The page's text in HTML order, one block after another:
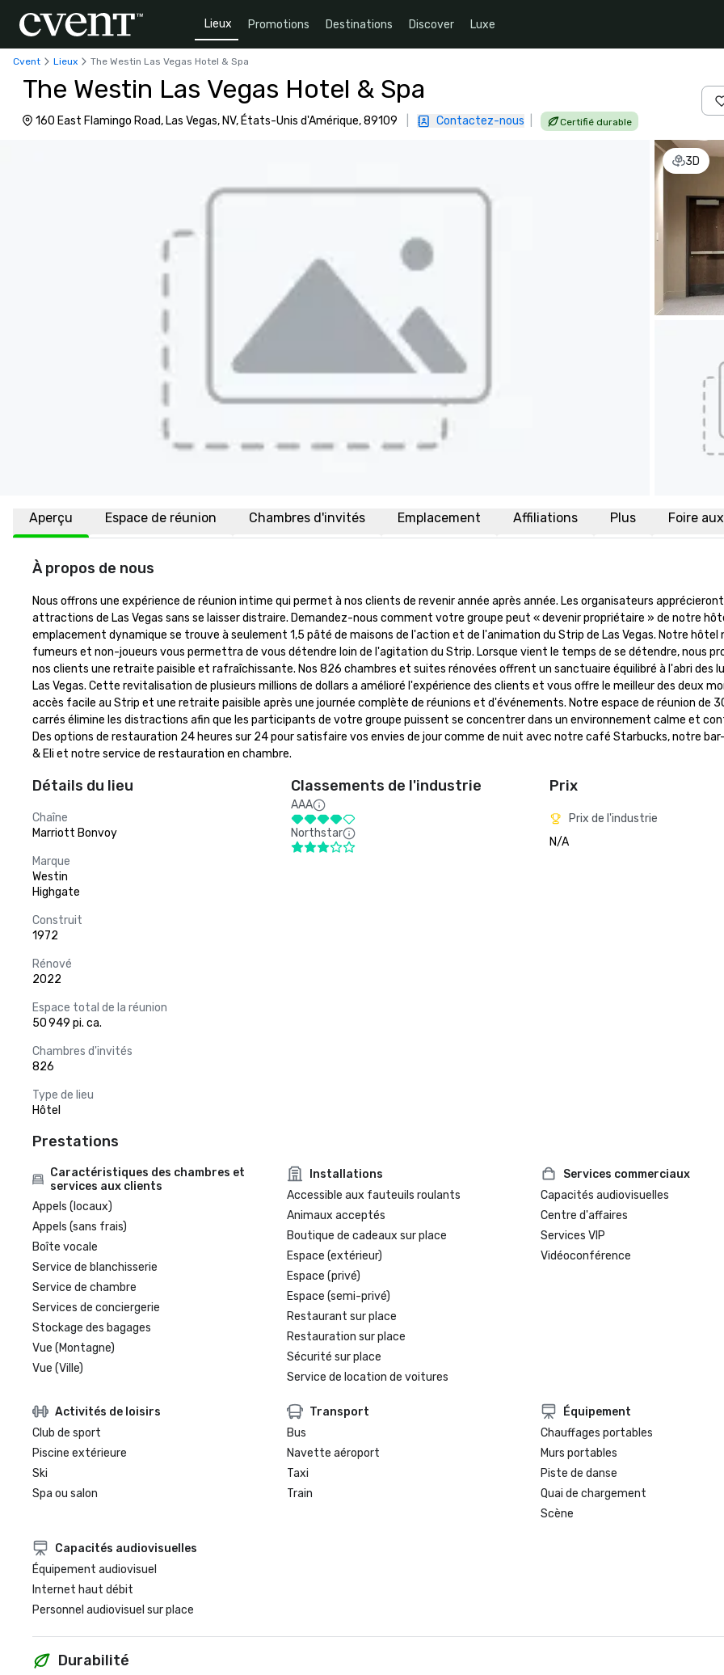
Lieux Promotions Destinations Discover Luxe
Cvent Lieux The Westin Las Vegas Hotel & Spa
The Westin Las Vegas Hotel & Spa
160 East Flamingo Road, Las Vegas, NV, États-Unis d'Amérique, 89109 Contactez-nous Certifié durable
3D
Aperçu Espace de réunion Chambres d'invités Emplacement Affiliations Plus Foire
À propos de nous
Nous offrons une expérience de réunion intime qui permet à nos clients de revenir année après année. Les organisateurs
attractions de Las Vegas sans se laisser distraire. Demandez-nous comment votre groupe peut « devenir propriétaire » de notre
emplacement dynamique se trouve à seulement 1,5 pâté de maisons de l'action et de l'animation du Strip de Las Vegas. Notre hôtel
fumeurs et non-joueurs vous permettra de vous détendre loin de l'agitation du Strip. Lorsque vient le temps de se détendre, nous
nos clients une retraite paisible et rafraîchissante. Nos 826 chambres et suites rénovées offrent un sanctuaire équilibré à l'abri des
Las Vegas. Cette revitalisation de plusieurs millions de dollars a amélioré l'expérience des clients et vous offre le meilleur des deux
accès facile au Strip et une retraite paisible après une journée complète de réunions et d'événements. Notre espace de réunion de
carrés élimine les distractions afin que les participants de votre groupe puissent se concentrer dans un environnement calme et
Des options de restauration 24 heures sur 24 pour satisfaire vos envies de jour comme de nuit avec notre café Starbucks, notre
& Eli et notre service de restauration en chambre.
Détails du lieu
Chaîne
Marriott Bonvoy
Marque
Westin
Highgate
Construit
1972
Rénové
2022
Espace total de la réunion
50 949 pi. ca.
Chambres d'invités
826
Type de lieu
Hôtel
Classements de l'industrie
AAA
Northstar
Prix
Prix de l'industrie
N/A
Prestations
Caractéristiques des chambres et
services aux clients
Appels (locaux)
Appels (sans frais)
Boîte vocale
Service de blanchisserie
Service de chambre
Services de conciergerie
Stockage des bagages
Vue (Montagne)
Vue (Ville)
Installations
Accessible aux fauteuils roulants
Animaux acceptés
Boutique de cadeaux sur place
Espace (extérieur)
Espace (privé)
Espace (semi-privé)
Restaurant sur place
Restauration sur place
Sécurité sur place
Service de location de voitures
Services commerciaux
Capacités audiovisuelles
Centre d'affaires
Services VIP
Vidéoconférence
Activités de loisirs
Club de sport
Piscine extérieure
Ski
Spa ou salon
Transport
Bus
Navette aéroport
Taxi
Train
Équipement
Chauffages portables
Murs portables
Piste de danse
Quai de chargement
Scène
Capacités audiovisuelles
Équipement audiovisuel
Internet haut débit
Personnel audiovisuel sur place
Durabilité